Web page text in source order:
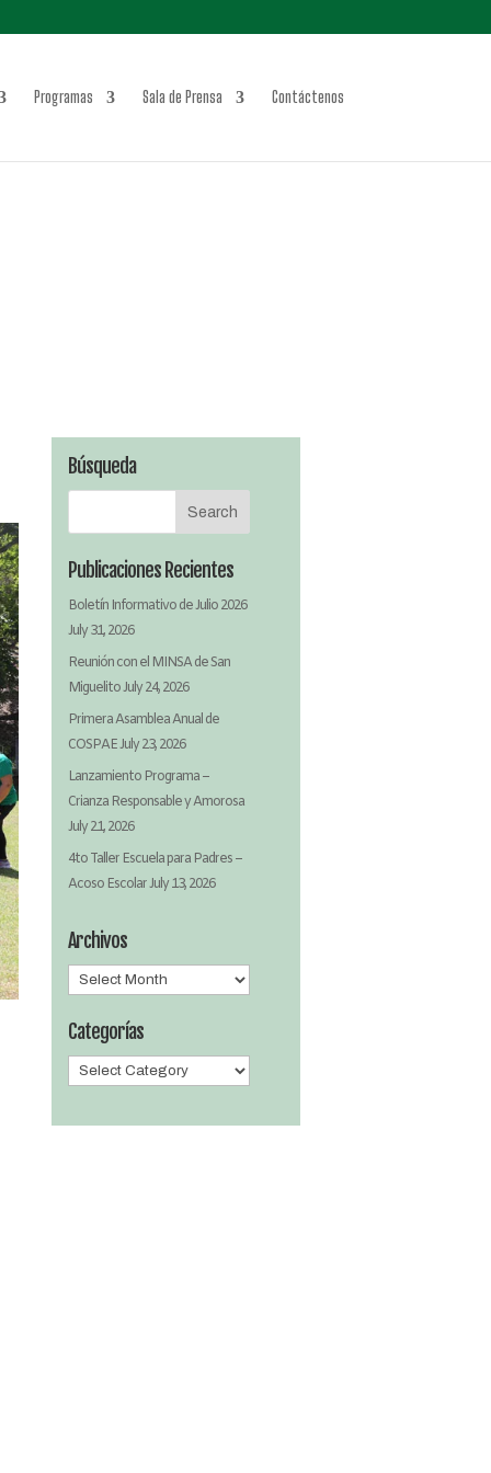
Programas Sala de Prensa Contáctenos
Búsqueda
Publicaciones Recientes
Boletín Informativo de Julio 2026
July 31, 2026
Reunión con el MINSA de San
MiguelitoJuly 24, 2026
Primera Asamblea Anual de
COSPAEJuly 23, 2026
Lanzamiento Programa –
Crianza Responsable y Amorosa
July 21, 2026
4to Taller Escuela para Padres –
Acoso EscolarJuly 13, 2026
Archivos
Archivos
Categorías
Categorías